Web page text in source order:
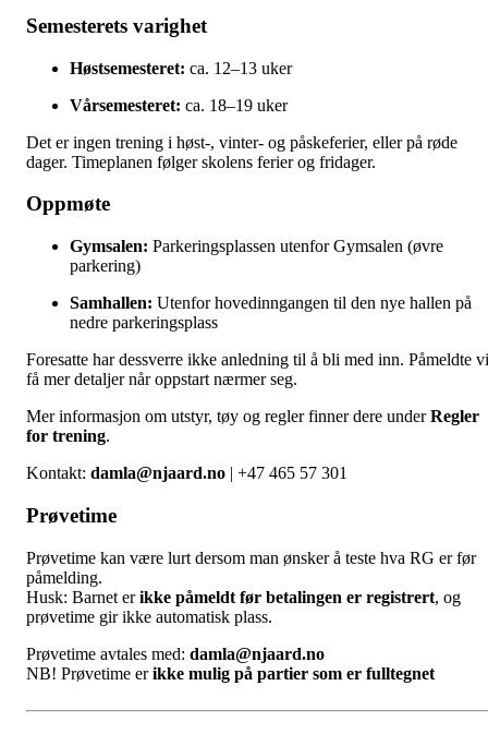
Semesterets varighet
Høstsemesteret: ca. 12–13 uker
Vårsemesteret: ca. 18–19 uker
Det er ingen trening i høst-, vinter- og påskeferier, eller på røde
dager. Timeplanen følger skolens ferier og fridager.
Oppmøte
Gymsalen: Parkeringsplassen utenfor Gymsalen (øvre
parkering)
Samhallen: Utenfor hovedinngangen til den nye hallen på
nedre parkeringsplass
Foresatte har dessverre ikke anledning til å bli med inn. Påmeldte
få mer detaljer når oppstart nærmer seg.
Mer informasjon om utstyr, tøy og regler finner dere underRegler
for trening.
Kontakt: damla@njaard.no | +47 465 57 301
Prøvetime
Prøvetime kan være lurt dersom man ønsker å teste hva RG er før
påmelding.
Husk: Barnet erikke påmeldt før betalingen er registrert, og
prøvetime gir ikke automatisk plass.
Prøvetime avtales med: damla@njaard.no
NB! Prøvetime erikke mulig på partier som er fulltegnet